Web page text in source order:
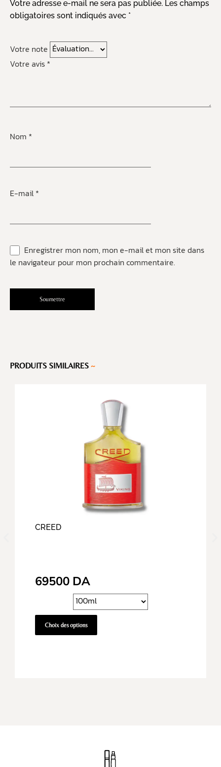
Votre adresse e-mail ne sera pas publiée. Les champs
obligatoires sont indiqués avec *
Votre note
Votre avis *
Nom *
E-mail *
Enregistrer mon nom, mon e-mail et mon site dans
le navigateur pour mon prochain commentaire.
PRODUITS SIMILAIRES ~
CREED
69500 DA
Choix des options